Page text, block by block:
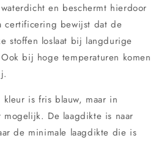
en beschermt hierdoor
certificering bewijst dat de
stoffen loslaat bij langdurige
bij hoge temperaturen komen
kleur is fris blauw, maar in
De laagdikte is naar
de minimale laagdikte die is